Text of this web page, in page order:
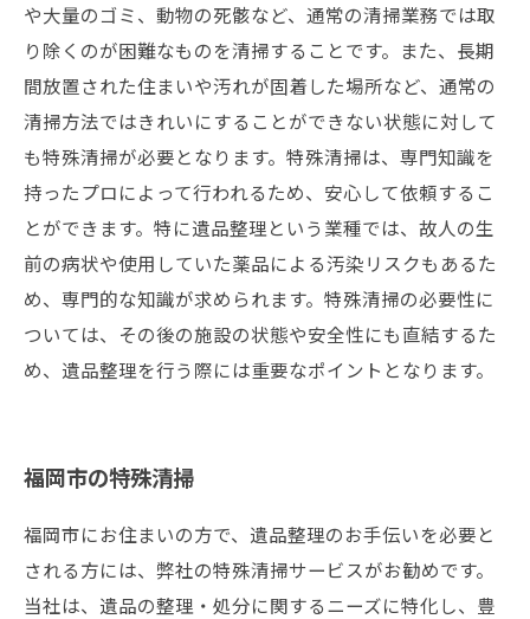
や大量のゴミ、動物の死骸など、通常の清掃業務では取
り除くのが困難なものを清掃することです。また、長期
間放置された住まいや汚れが固着した場所など、通常の
清掃方法ではきれいにすることができない状態に対して
も特殊清掃が必要となります。特殊清掃は、専門知識を
持ったプロによって行われるため、安心して依頼するこ
とができます。特に遺品整理という業種では、故人の生
前の病状や使用していた薬品による汚染リスクもあるた
め、専門的な知識が求められます。特殊清掃の必要性に
ついては、その後の施設の状態や安全性にも直結するた
め、遺品整理を行う際には重要なポイントとなります。
福岡市の特殊清掃
福岡市にお住まいの方で、遺品整理のお手伝いを必要と
される方には、弊社の特殊清掃サービスがお勧めです。
当社は、遺品の整理・処分に関するニーズに特化し、豊